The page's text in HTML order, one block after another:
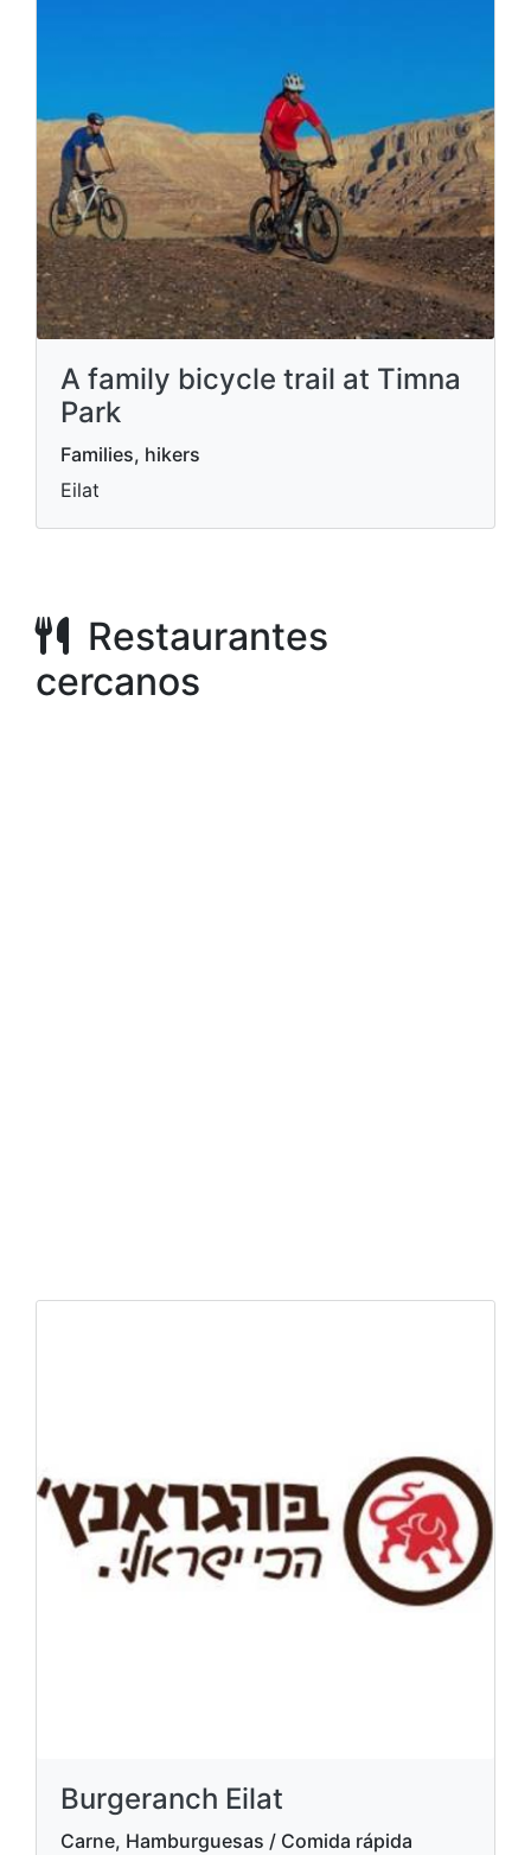
A family bicycle trail at Timna
Park
Families, hikers
Eilat
Restaurantes
cercanos
Burgeranch Eilat
Carne, Hamburguesas / Comida rápida